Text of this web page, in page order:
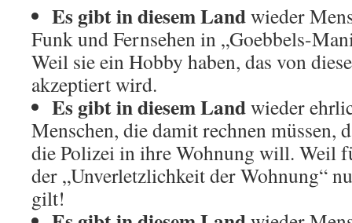
Es gibt in diesem Landwieder
Funk und Fernsehen in „Goebbels-
Weil sie ein Hobby haben, das von
akzeptiert wird.
Es gibt in diesem Landwieder
Menschen, die damit rechnen müssen,
die Polizei in ihre Wohnung will. Weil
der „Unverletzlichkeit der Wohnung“
gilt!